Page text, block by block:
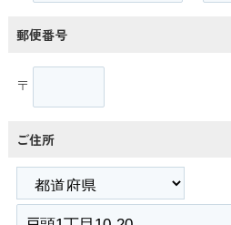
郵便番号
〒
ご住所